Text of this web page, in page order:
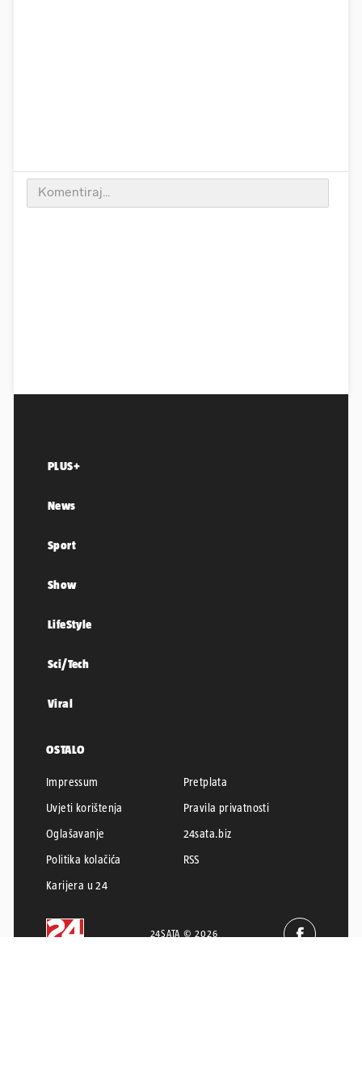
PLUS+
News
Sport
Show
LifeStyle
Sci/Tech
Viral
OSTALO
Impressum
Pretplata
Uvjeti korištenja
Pravila privatnosti
Oglašavanje
24sata.biz
Politika kolačića
RSS
Karijera u 24
24SATA © 2026